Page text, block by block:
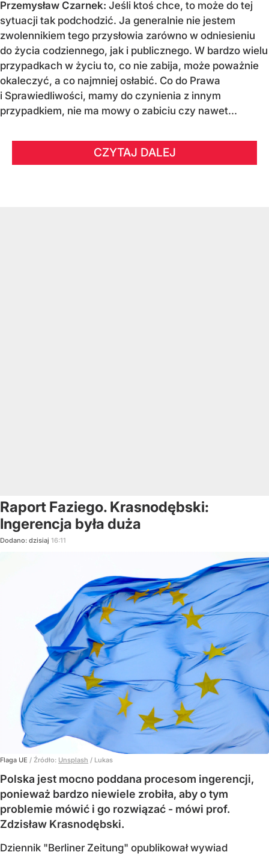
Przemysław Czarnek: Jeśli ktoś chce, to może do tej
sytuacji tak podchodzić. Ja generalnie nie jestem
zwolennikiem tego przysłowia zarówno w odniesieniu
do życia codziennego, jak i publicznego. W bardzo wielu
przypadkach w życiu to, co nie zabija, może poważnie
okaleczyć, a co najmniej osłabić. Co do Prawa
i Sprawiedliwości, mamy do czynienia z innym
przypadkiem, nie ma mowy o zabiciu czy nawet...
CZYTAJ DALEJ
Raport Faziego. Krasnodębski:
Ingerencja była duża
Dodano: dzisiaj 16:11
Flaga UE / Źródło: Unsplash / Lukas
Polska jest mocno poddana procesom ingerencji,
ponieważ bardzo niewiele zrobiła, aby o tym
problemie mówić i go rozwiązać - mówi prof.
Zdzisław Krasnodębski.
Dziennik "Berliner Zeitung" opublikował wywiad